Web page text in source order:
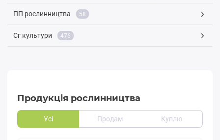
ПП рослинництва 58
Сг культури 476
Продукція рослинництва
Усі Продам Куплю